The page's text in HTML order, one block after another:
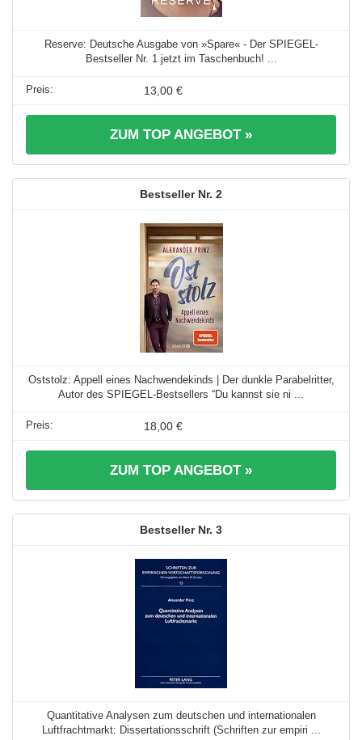
Reserve: Deutsche Ausgabe von »Spare« - Der SPIEGEL-
Bestseller Nr. 1 jetzt im Taschenbuch! ...
13,00 €
ZUM TOP ANGEBOT »
2
Oststolz: Appell eines Nachwendekinds | Der dunkle Parabelritter,
Autor des SPIEGEL-Bestsellers “Du kannst sie ni ...
18,00 €
ZUM TOP ANGEBOT »
3
Quantitative Analysen zum deutschen und internationalen
Luftfrachtmarkt: Dissertationsschrift (Schriften zur empiri ...